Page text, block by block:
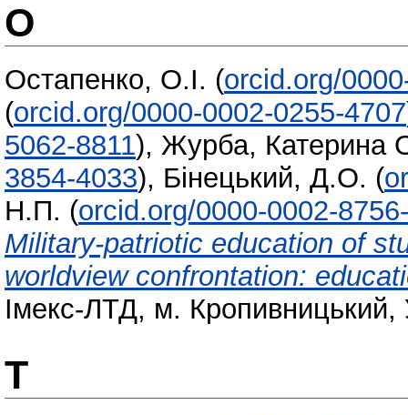
О
Остапенко, О.І. (orcid.org/
(orcid.org/0000-0002-0255-4707
5062-8811), Журба, Катерина
3854-4033), Бінецький, Д.О. (
Н.П. (orcid.org/0000-0002-
Military-patriotic education of
worldview confrontation:
Імекс-ЛТД, м.
Т